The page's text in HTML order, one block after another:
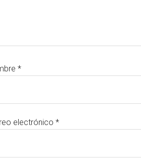
*
electrónico *